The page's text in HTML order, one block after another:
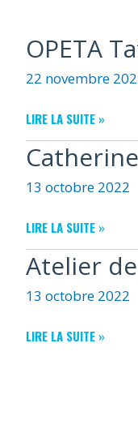
OPETA
22 novembre
OPETA
LIRE LA SUITE »
13 octobre 2022
CATHERINE
ALAIN
PAILLOU
LIRE LA SUITE »
Atelier
13 octobre 2022
ATELIER
LIRE LA SUITE »